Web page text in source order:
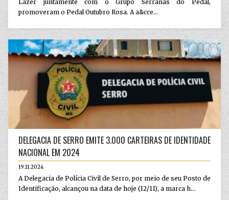
Lazer juntamente com o Grupo Serranas do Pedal,
promoveram o Pedal Outubro Rosa. A a&cce...
DELEGACIA DE SERRO EMITE 3.000 CARTEIRAS DE IDENTIDADE
NACIONAL EM 2024
19.11.2024
A Delegacia de Polícia Civil de Serro, por meio de seu Posto de
Identificação, alcançou na data de hoje (12/11), a marca h...